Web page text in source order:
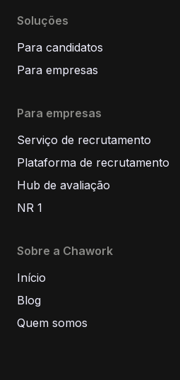
Soluções
Para candidatos
Para empresas
Para empresas
Serviço de recrutamento
Plataforma de recrutamento
Hub de avaliação
NR 1
Sobre a Chawork
Início
Blog
Quem somos